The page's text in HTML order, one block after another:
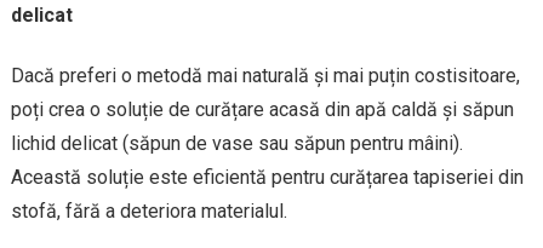
delicat
Dacă preferi o metodă mai naturală și mai puțin costisitoare,
poți crea o soluție de curățare acasă din apă caldă și săpun
lichid delicat (săpun de vase sau săpun pentru mâini).
Această soluție este eficientă pentru curățarea tapiseriei din
stofă, fără a deteriora materialul.